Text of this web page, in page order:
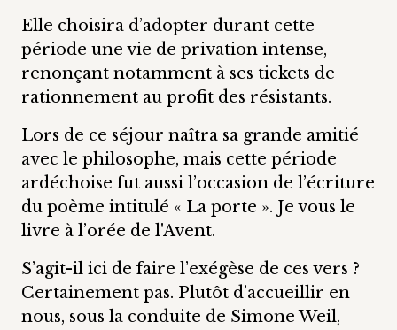
Elle choisira d’adopter durant cette
période une vie de privation intense,
renonçant notamment à ses tickets de
rationnement au profit des résistants.
Lors de ce séjour naîtra sa grande amitié
avec le philosophe, mais cette période
ardéchoise fut aussi l’occasion de l’écriture
du poème intitulé « La porte ». Je vous le
livre à l’orée de l'Avent.
S’agit-il ici de faire l’exégèse de ces vers ?
Certainement pas. Plutôt d’accueillir en
nous, sous la conduite de Simone Weil,